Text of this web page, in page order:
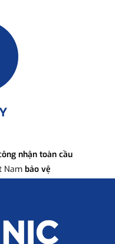
nhận toàn cầu
Nam bảo vệ